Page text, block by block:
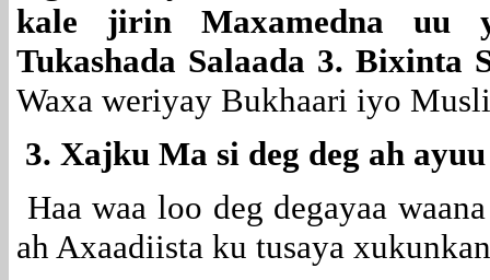
kale jirin Maxamedna uu
Tukashada Salaada 3. Bixinta
Waxa weriyay Bukhaari iyo
3. Xajku Ma si deg deg ah
Haa waa loo deg degayaa
ah Axaadiista ku tusaya